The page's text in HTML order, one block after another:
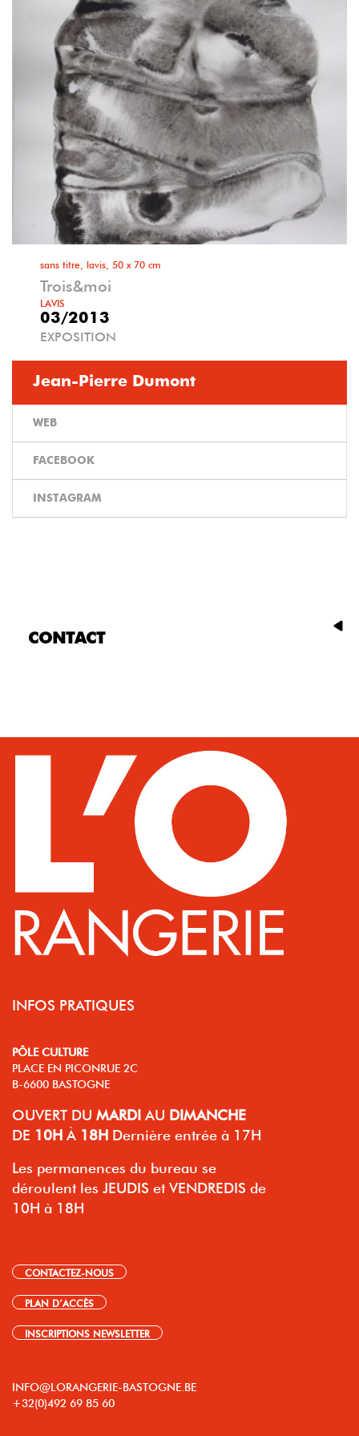
sans titre, lavis, 50 x 70 cm
Trois&moi
LAVIS
03/2013
EXPOSITION
Jean-Pierre Dumont
WEB
FACEBOOK
INSTAGRAM
CONTACT
INFOS PRATIQUES
PÔLE CULTURE
PLACE EN PICONRUE 2C
B-6600 BASTOGNE
OUVERT DU MARDI AU DIMANCHE
DE 10H À 18H Dernière entrée à 17H
Les permanences du bureau se
déroulent les JEUDIS et VENDREDIS de
10H à 18H
CONTACTEZ-NOUS
PLAN D’ACCÈS
INSCRIPTIONS NEWSLETTER
INFO@LORANGERIE-BASTOGNE.BE
+32(0)492 69 85 60